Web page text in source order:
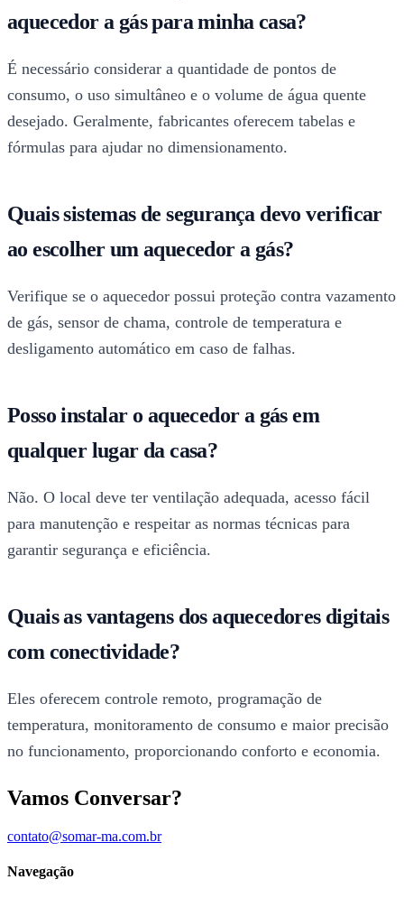
aquecedor a gás para minha casa?
É necessário considerar a quantidade de pontos de
consumo, o uso simultâneo e o volume de água quente
desejado. Geralmente, fabricantes oferecem tabelas e
fórmulas para ajudar no dimensionamento.
Quais sistemas de segurança devo verificar
ao escolher um aquecedor a gás?
Verifique se o aquecedor possui proteção contra vazamento
de gás, sensor de chama, controle de temperatura e
desligamento automático em caso de falhas.
Posso instalar o aquecedor a gás em
qualquer lugar da casa?
Não. O local deve ter ventilação adequada, acesso fácil
para manutenção e respeitar as normas técnicas para
garantir segurança e eficiência.
Quais as vantagens dos aquecedores digitais
com conectividade?
Eles oferecem controle remoto, programação de
temperatura, monitoramento de consumo e maior precisão
no funcionamento, proporcionando conforto e economia.
Vamos Conversar?
contato@somar-ma.com.br
Navegação